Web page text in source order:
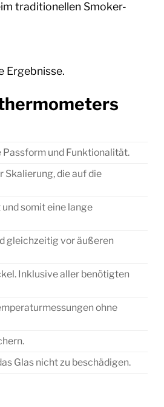
traditionellen Smoker-
Ergebnisse.
und Funktionalität.
Skalierung, die auf die
somit eine lange
gleichzeitig vor äußeren
Inklusive aller benötigten
ohne
Glas nicht zu beschädigen.